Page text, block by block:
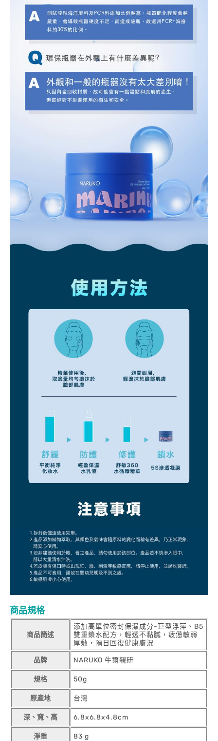
商品規格
商品簡述
添加高單位密封保濕成分-巨型浮萍、B5
雙重鎖水配方，輕透不黏膩，疲憊敏弱
厚敷，隔日回復健康膚況
品牌 NARUKO 牛爾親研
規格 50g
原產地 台灣
深、寬、高 6.8x6.8x4.8cm
淨重 83 g